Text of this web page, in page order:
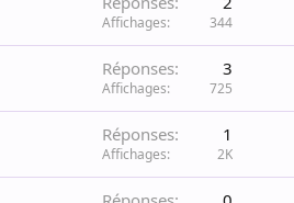
Affichages 344
Réponses 3
Affichages 725
Réponses 1
Affichages 2K